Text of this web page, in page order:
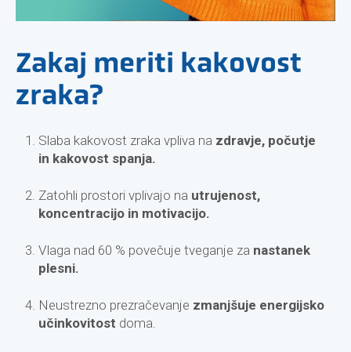
Zakaj meriti kakovost
zraka?
Slaba kakovost zraka vpliva na zdravje, počutje
in kakovost spanja.
Zatohli prostori vplivajo na utrujenost,
koncentracijo in motivacijo.
Vlaga nad 60 % povečuje tveganje za nastanek
plesni.
Neustrezno prezračevanje zmanjšuje energijsko
učinkovitost doma.